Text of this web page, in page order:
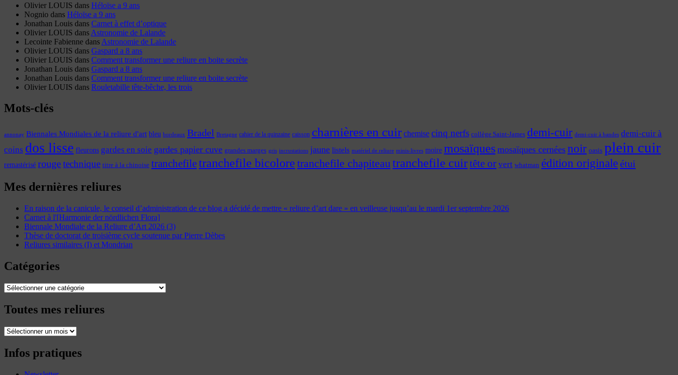
Olivier LOUIS dans Héloïse a 9 ans
Nognio dans Héloïse a 9 ans
Jonathan Louis dans Carnet à effet d’optique
Olivier LOUIS dans Astronomie de Lalande
Lecointe Fabienne dans Astronomie de Lalande
Olivier LOUIS dans Gaspard a 8 ans
Olivier LOUIS dans Comment transformer une reliure en boite secrète
Jonathan Louis dans Gaspard a 8 ans
Jonathan Louis dans Comment transformer une reliure en boite secrète
Olivier LOUIS dans Rouletabille tête-bêche, les trois
Mots-clés
annonay Biennales Mondiales de la reliure d'art bleu bordeaux Bradel Bretagne cahier de la quinzaine caisson charnières en cuir chemise cinq nerfs collège Saint-James demi-cuir demi-cuir à bandes demi-cuir à
coins dos lisse fleurons gardes en soie gardes papier cuve grandes marges gris incrustations jaune listels matériel de reliure minis-livres moire mosaïques mosaïques cernées noir oasis plein cuir
remastérisé rougetechnique titre à la chinoise tranchefiletranchefile bicolore tranchefile chapiteautranchefile cuirtête or vert whatman édition originaleétui
Mes dernières reliures
En raison de la canicule, le conseil d’administration de ce blog a décidé de mettre « reliure d’art dare » en veilleuse jusqu’au le mardi 1er septembre 2026
Carnet à l'[Harmonie der nördlichen Flora]
Biennale Mondiale de la Reliure d’Art 2026 (3)
Thèse de doctorat de troisième cycle soutenue par Pierre Dèbes
Reliures similaires (I) et Mondrian
Catégories
Catégories
Toutes mes reliures
Toutes
reliures
Infos pratiques